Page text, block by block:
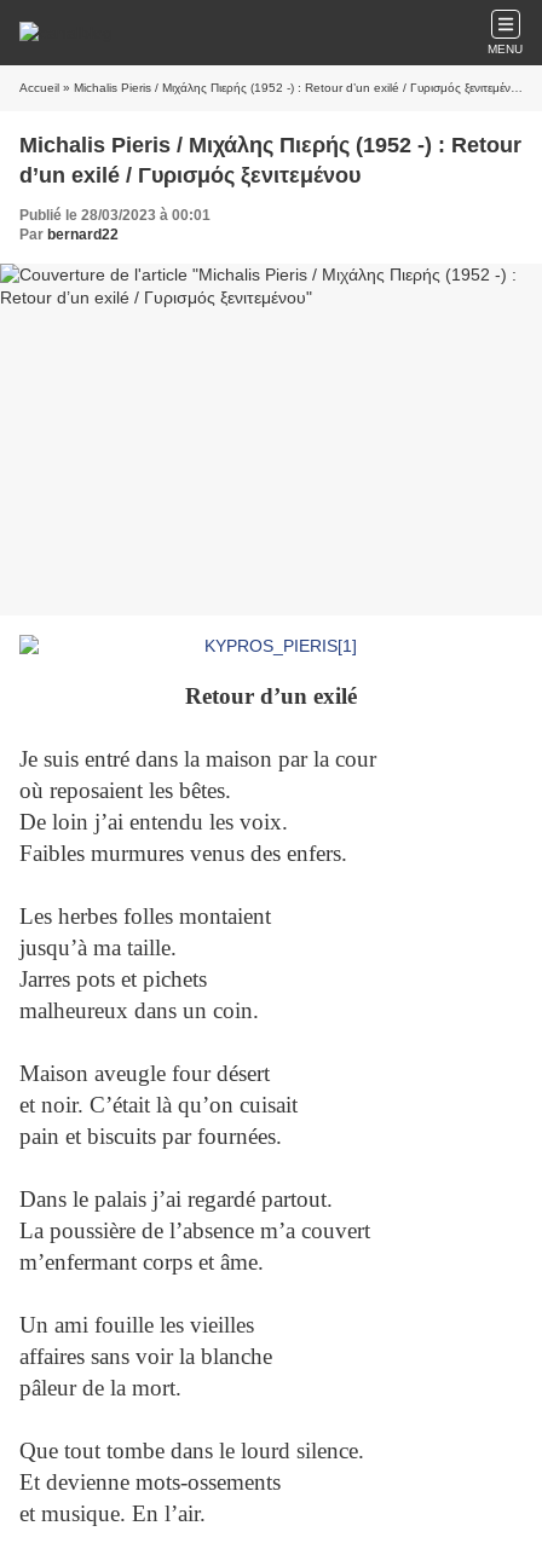
MENU
Accueil » Michalis Pieris / Μιχάλης Πιερής (1952 -) : Retour d’un exilé / Γυρισμός ξενιτεμένου
Michalis Pieris / Μιχάλης Πιερής (1952 -) : Retour
d’un exilé / Γυρισμός ξενιτεμένου
Publié le 28/03/2023 à 00:01
Par bernard22
Retour d’un exilé
Je suis entré dans la maison par la cour
où reposaient les bêtes.
De loin j’ai entendu les voix.
Faibles murmures venus des enfers.
Les herbes folles montaient
jusqu’à ma taille.
Jarres pots et pichets
malheureux dans un coin.
Maison aveugle four désert
et noir. C’était là qu’on cuisait
pain et biscuits par fournées.
Dans le palais j’ai regardé partout.
La poussière de l’absence m’a couvert
m’enfermant corps et âme.
Un ami fouille les vieilles
affaires sans voir la blanche
pâleur de la mort.
Que tout tombe dans le lourd silence.
Et devienne mots-ossements
et musique. En l’air.